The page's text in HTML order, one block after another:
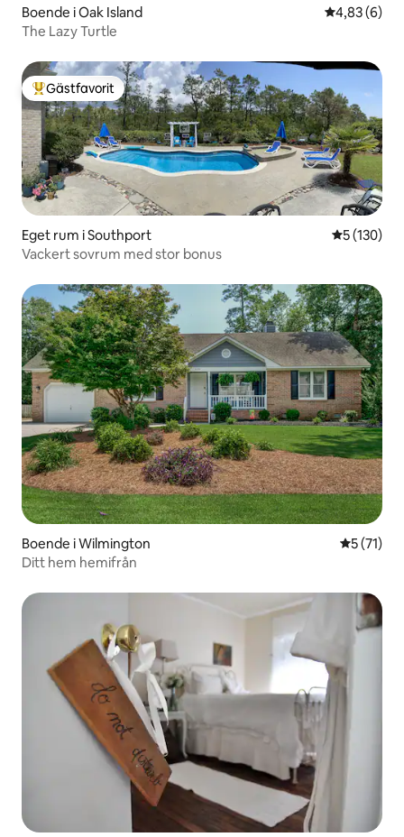
Boende i Oak Island 4,83 av 5 i
4,83 (6)
The Lazy Turtle
Populär gästfavorit
Gästfavorit
Eget rum i Southport 5 av 5 i
5 (130)
Vackert sovrum med stor bonus
Boende i Wilmington 5 av 5 i
5 (71)
Ditt hem hemifrån